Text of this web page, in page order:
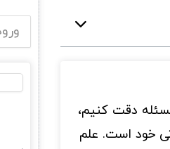
دقت کنیم،
خود است. علم